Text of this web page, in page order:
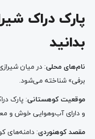
پارک دراک
بدانید
نام‌های محلی: در میان
برفی» شناخته می‌شود.
موقعیت کوهستانی: پارک
و دارای آب‌وهوایی خوش و
مقصد کوهنوردی: دامنه‌های